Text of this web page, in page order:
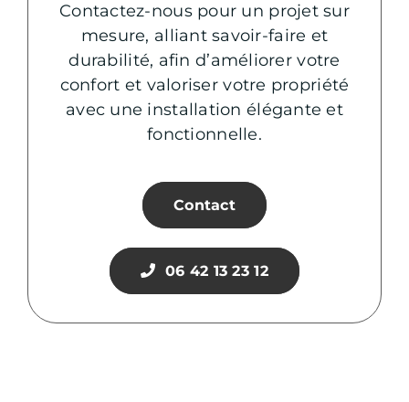
Contactez-nous pour un projet sur
mesure, alliant savoir-faire et
durabilité, afin d’améliorer votre
confort et valoriser votre propriété
avec une installation élégante et
fonctionnelle.
Contact
06 42 13 23 12